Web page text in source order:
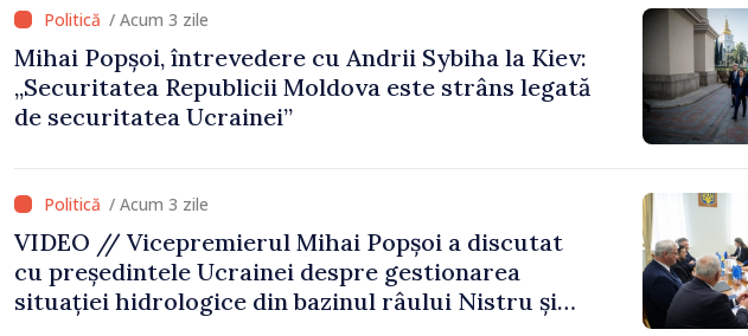
/ Acum 3 zile
Mihai Popșoi, întrevedere cu Andrii Sybiha la Kiev:
„Securitatea Republicii Moldova este strâns legată
de securitatea Ucrainei”
/ Acum 3 zile
VIDEO // Vicepremierul Mihai Popșoi a discutat
cu președintele Ucrainei despre gestionarea
situației hidrologice din bazinul râului Nistru și